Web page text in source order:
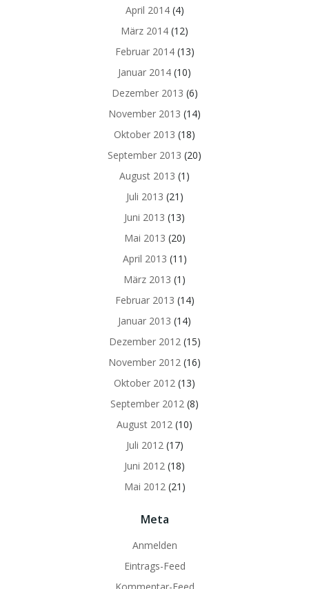
April 2014(4)
März 2014 (12)
Februar 2014(13)
Januar 2014 (10)
Dezember 2013 (6)
November 2013 (14)
Oktober 2013 (18)
September 2013 (20)
August 2013 (1)
Juli 2013 (21)
Juni 2013 (13)
Mai 2013 (20)
April 2013 (11)
März 2013 (1)
Februar 2013 (14)
Januar 2013 (14)
Dezember 2012 (15)
November 2012 (16)
Oktober 2012 (13)
September 2012 (8)
August 2012 (10)
Juli 2012 (17)
Juni 2012 (18)
Mai 2012 (21)
Meta
Anmelden
Eintrags-Feed
Kommentar-Feed